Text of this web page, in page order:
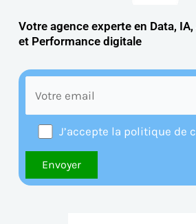
Votre agence experte en Data,
et Performance digitale
J’accepte la politique de